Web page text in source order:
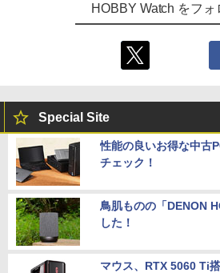
HOBBY Watch をフォ
Special Site
性能の良いお得な中古
チェック！
鳥肌ものの「DENON
した！
マウス、RTX 5060 Ti